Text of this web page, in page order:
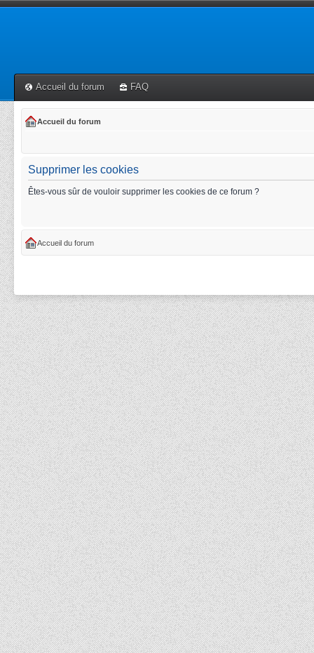
Accueil du forum FAQ
Accueil du forum
Supprimer les cookies
Êtes-vous sûr de vouloir supprimer les cookies de ce forum ?
Accueil du forum